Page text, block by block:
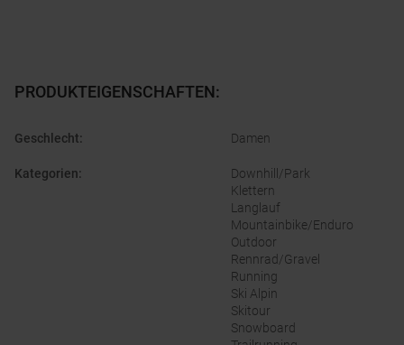
PRODUKTEIGENSCHAFTEN:
Geschlecht: Damen
Kategorien:
Downhill/Park
Klettern
Langlauf
Mountainbike/Enduro
Outdoor
Rennrad/Gravel
Running
Ski Alpin
Skitour
Snowboard